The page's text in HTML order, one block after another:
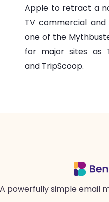
Apple to retract a
TV commercial
one of the
for major sites as
and TripScoop.
A powerfully simple email